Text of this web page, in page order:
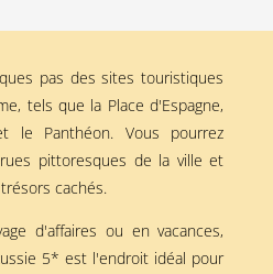
pas des sites touristiques
tels que la Place d'Espagne,
le Panthéon. Vous pourrez
pittoresques de la ville et
cachés.
d'affaires ou en vacances,
5* est l'endroit idéal pour